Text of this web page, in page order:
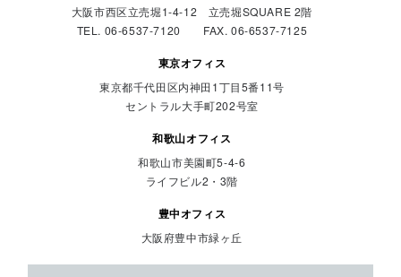
大阪市西区立売堀1-4-12 立売堀SQUARE 2階
TEL. 06-6537-7120 FAX. 06-6537-7125
東京オフィス
東京都千代田区内神田1丁目5番11号
セントラル大手町202号室
和歌山オフィス
和歌山市美園町5-4-6
ライフビル2・3階
豊中オフィス
大阪府豊中市緑ヶ丘